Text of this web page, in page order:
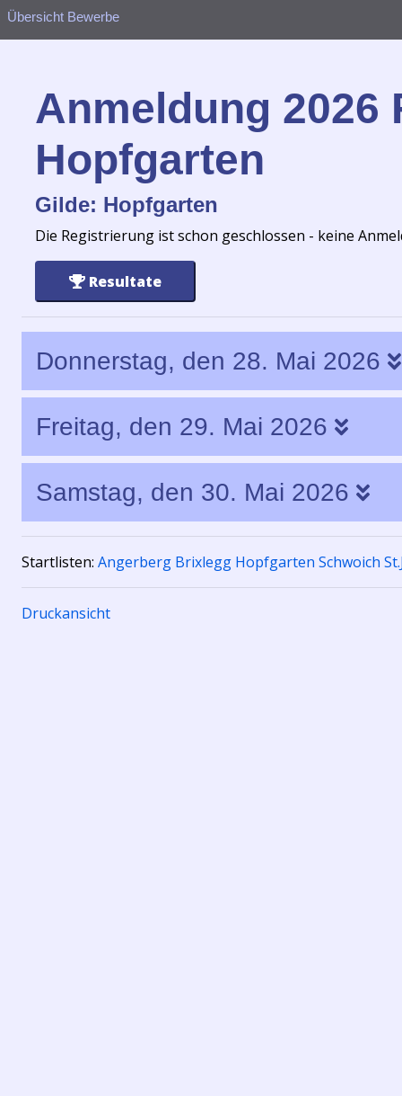
Übersicht Bewerbe
Anmeldung 2026
Hopfgarten
Gilde: Hopfgarten
Die Registrierung ist schon geschlossen - keine
Resultate
Donnerstag, den 28. Mai 2026
Freitag, den 29. Mai 2026
Samstag, den 30. Mai 2026
Startlisten: Angerberg Brixlegg Hopfgarten Schwoich
Druckansicht